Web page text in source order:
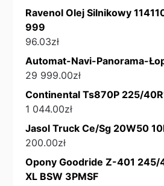
Ravenol Olej Silnikowy
999
96.03zł
Automat-Navi-Panorama-
29 999.00zł
Continental Ts870P 225/
1 044.00zł
Jasol Truck Ce/Sg 20W50
200.00zł
Opony Goodride Z-401 245/
XL BSW 3PMSF